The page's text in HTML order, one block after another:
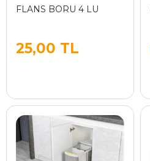
FLANS BORU 4 LU
25,00 TL